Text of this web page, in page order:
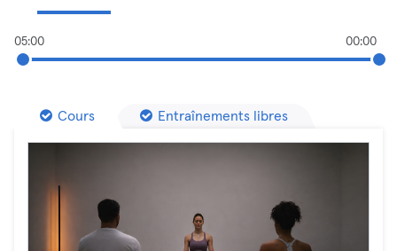
05:00 00:00
Cours Entraînements libres